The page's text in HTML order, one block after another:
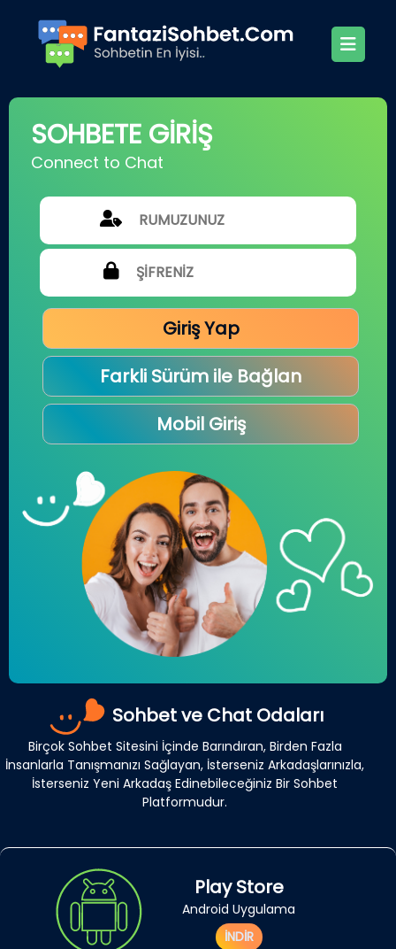
SOHBETE GİRİŞ
Connect to Chat
Giriş Yap
Farkli Sürüm ile Bağlan
Mobil Giriş
Sohbet ve Chat Odaları
Birçok Sohbet Sitesini İçinde Barındıran, Birden Fazla
İnsanlarla Tanışmanızı Sağlayan, İsterseniz Arkadaşlarınızla,
İsterseniz Yeni Arkadaş Edinebileceğiniz Bir Sohbet
Platformudur.
Play Store
Android Uygulama
İNDİR